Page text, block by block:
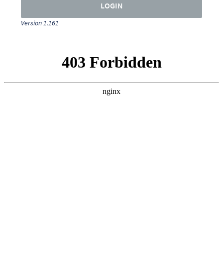
LOGIN
Version 1.161